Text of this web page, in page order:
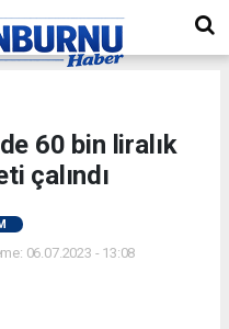
60 bin liralık
çalındı
06.07.2023 - 13:08